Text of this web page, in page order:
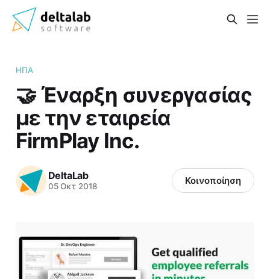
ΗΠΑ
🤝 Έναρξη συνεργασίας
με την εταιρεία
FirmPlay Inc.
DeltaLab
05 Οκτ 2018 Κοινοποίηση